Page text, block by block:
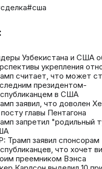
#сша
Узбекистана и США
укрепления
считает, что может
президентом-
в США
заявил, что доволен
главы Пентагона
запретил "родильный
Трамп заявил спонсорам
что хочет
преемником Вэнса